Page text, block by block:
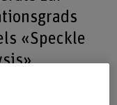
«Speckle